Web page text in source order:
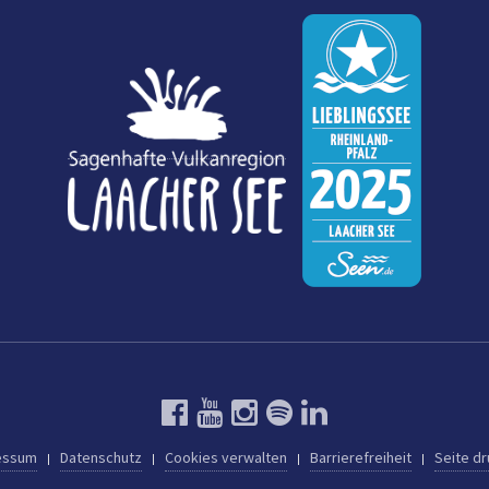
Datenschutz Cookies verwalten Barrierefreiheit Seite